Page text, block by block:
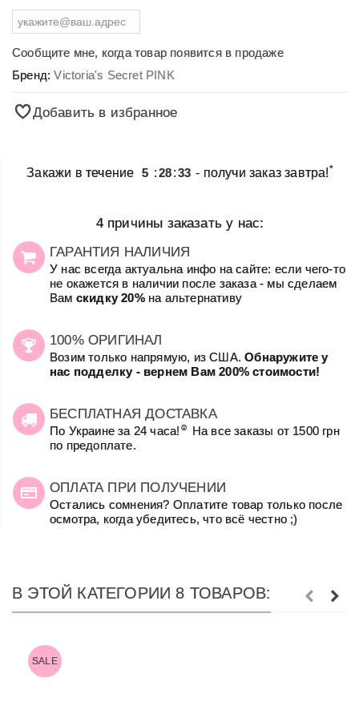
Сообщите мне, когда товар появится в продаже
Бренд:Victoria's Secret PINK
Добавить в избранное
Закажи в течение 5 :28:33 - получи заказ завтра!*
4 причины заказать у нас:
ГАРАНТИЯ НАЛИЧИЯ
У нас всегда актуальна инфо на сайте: если чего-то
не окажется в наличии после заказа - мы сделаем
Вам скидку 20%на альтернативу
100% ОРИГИНАЛ
Возим только напрямую, из США.Обнаружите у
нас подделку - вернем Вам 200% стоимости!
БЕСПЛАТНАЯ ДОСТАВКА
По Украине за 24 часа! ☺
На все заказы от 1500 грн
по предоплате.
ОПЛАТА ПРИ ПОЛУЧЕНИИ
Остались сомнения? Оплатите товар только после
осмотра, когда убедитесь, что всё честно ;)
В ЭТОЙ КАТЕГОРИИ 8 ТОВАРОВ:
SALE